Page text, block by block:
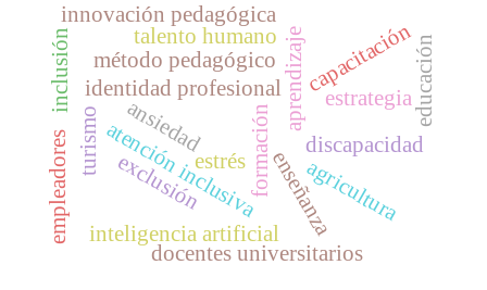
formación
atención inclusiva
identidad profesional
enseñanza
aprendizaje
inclusión
exclusión
discapacidad
capacitación
inteligencia artificial
estrés
ansiedad
docentes universitarios
método pedagógico
agricultura
turismo
educación
innovación pedagógica
talento humano
empleadores
estrategia